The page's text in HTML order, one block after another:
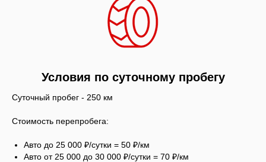
Условия по суточному пробегу
Суточный пробег - 250 км
Стоимость перепробега:
Авто до 25 000 ₽/сутки = 50 ₽/км
Авто от 25 000 до 30 000 ₽/сутки = 70 ₽/км